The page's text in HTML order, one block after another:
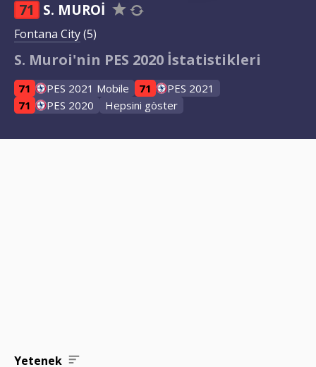
71 S. MUROI
Fontana City(5)
S. Muroi'nin PES 2020 İstatistikleri
71 PES 2021 Mobile 71
PES 2021
71
PES 2020 Hepsini göster
Yetenek